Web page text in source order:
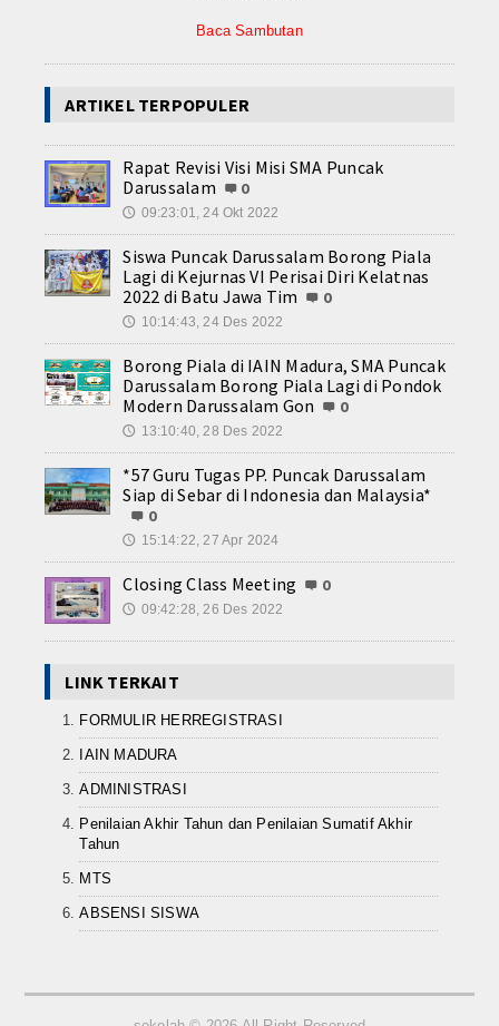
Baca Sambutan
ARTIKEL TERPOPULER
Rapat Revisi Visi Misi SMA Puncak
Darussalam
0
🕔 09:23:01, 24 Okt 2022
Siswa Puncak Darussalam Borong Piala
Lagi di Kejurnas VI Perisai Diri Kelatnas
2022 di Batu Jawa Tim
0
🕔 10:14:43, 24 Des 2022
Borong Piala di IAIN Madura, SMA Puncak
Darussalam Borong Piala Lagi di Pondok
Modern Darussalam Gon
0
🕔 13:10:40, 28 Des 2022
*57 Guru Tugas PP. Puncak Darussalam
Siap di Sebar di Indonesia dan Malaysia*
0
🕔 15:14:22, 27 Apr 2024
Closing Class Meeting 0
🕔 09:42:28, 26 Des 2022
LINK TERKAIT
FORMULIR HERREGISTRASI
IAIN MADURA
ADMINISTRASI
Penilaian Akhir Tahun dan Penilaian Sumatif Akhir
Tahun
MTS
ABSENSI SISWA